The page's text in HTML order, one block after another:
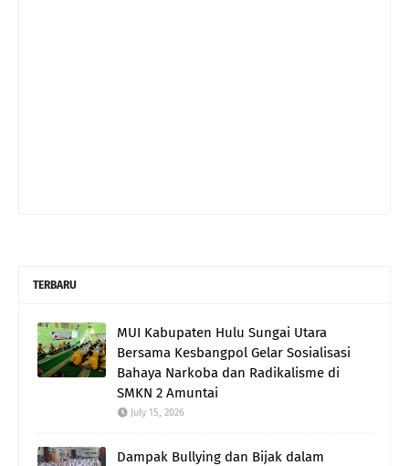
TERBARU
MUI Kabupaten Hulu Sungai Utara
Bersama Kesbangpol Gelar Sosialisasi
Bahaya Narkoba dan Radikalisme di
SMKN 2 Amuntai
July 15, 2026
Dampak Bullying dan Bijak dalam